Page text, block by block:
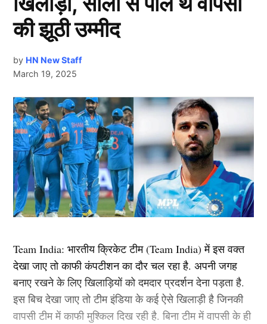
की झूठी उम्मीद
by HN New Staff
March 19, 2025
Team India: भारतीय क्रिकेट टीम (Team India) में इस वक्त
देखा जाए तो काफी कंपटीशन का दौर चल रहा है. अपनी जगह
बनाए रखने के लिए खिलाड़ियों को दमदार प्रदर्शन देना पड़ता है.
इस बिच देखा जाए तो टीम इंडिया के कई ऐसे खिलाड़ी है जिनकी
वापसी टीम में काफी मुश्किल दिख रही है. बिना टीम में वापसी के ही